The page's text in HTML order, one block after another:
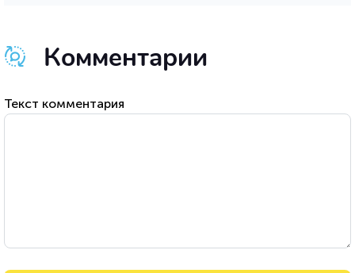
Комментарии
Текст комментария